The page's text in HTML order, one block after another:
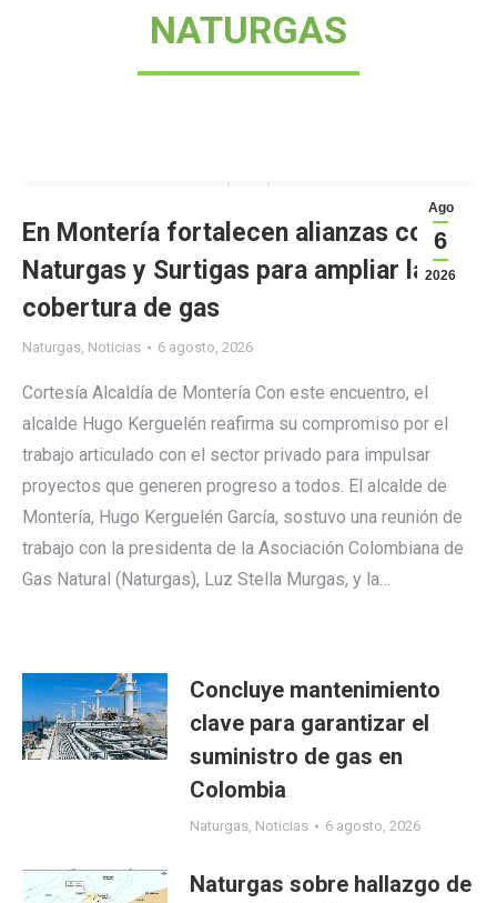
NATURGAS
Ago
6
2026
En Montería fortalecen alianzas con
Naturgas y Surtigas para ampliar la
cobertura de gas
Naturgas, Noticias 6 agosto, 2026
Cortesía Alcaldía de Montería Con este encuentro, el
alcalde Hugo Kerguelén reafirma su compromiso por el
trabajo articulado con el sector privado para impulsar
proyectos que generen progreso a todos. El alcalde de
Montería, Hugo Kerguelén García, sostuvo una reunión de
trabajo con la presidenta de la Asociación Colombiana de
Gas Natural (Naturgas), Luz Stella Murgas, y la…
Concluye mantenimiento
clave para garantizar el
suministro de gas en
Colombia
Naturgas, Noticias 6 agosto, 2026
Naturgas sobre hallazgo de